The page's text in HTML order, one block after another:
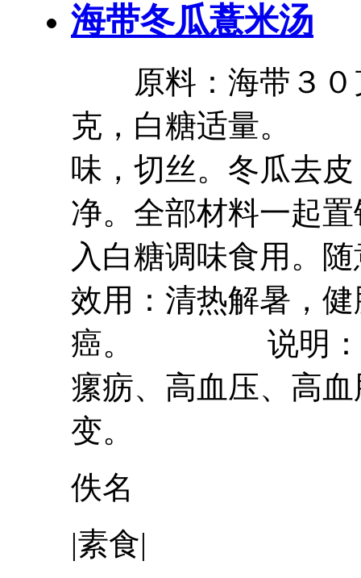
海带冬瓜薏米汤
原料：海带３０
克，白糖适量。
味，切丝。 冬瓜去
净。全部材料一起
入白糖调味食用
效用：清热解暑，
癌。 说明：适
瘰疬、高血压、高
变。
佚名
|素食|